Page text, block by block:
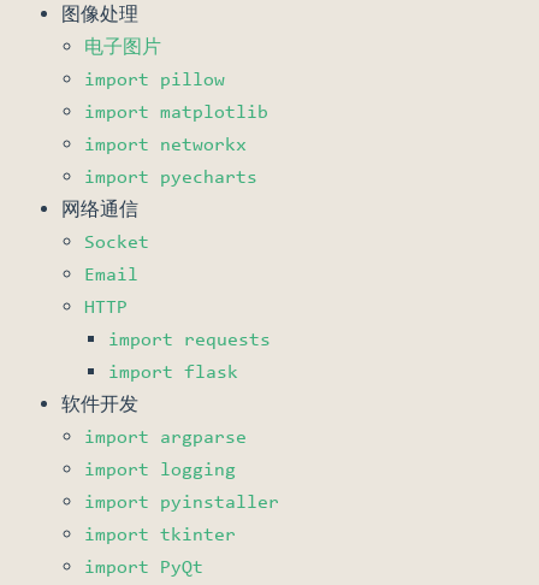
图像处理
电子图片
import pillow
import matplotlib
import networkx
import pyecharts
网络通信
Socket
Email
HTTP
import requests
import flask
软件开发
import argparse
import logging
import pyinstaller
import tkinter
import PyQt